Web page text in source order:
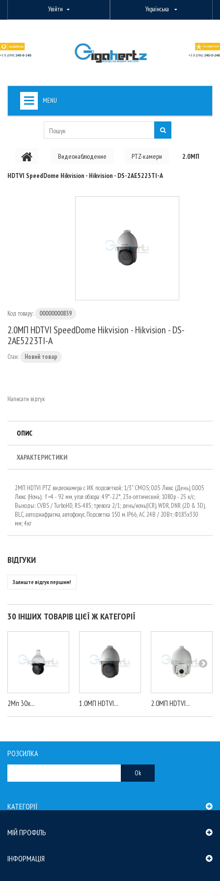
Увійти Українська
MENU
PON ОБЛАДНАННЯ
Видеонаблюдение PTZ-камери 2.0МП
HDTVI SpeedDome Hikvision - Hikvision - DS-2AE5223TI-A
Код товару: 00000000839
2.0МП HDTVI SpeedDome Hikvision - Hikvision - DS-
2AE5223TI-A
Стан: Новий товар
Написати відгук
ОПИС
ХАРАКТЕРИСТИКИ
2МП HDTVI PTZ видеокамера с ИК подсветкой; 1/3" CMOS; 0.05 Люкс (День), 0.005
Люкс (Ночь); f =4 - 92 мм, угол обзора: 49°-2.2°, 23x-оптический; 1080p - 25 к/с;
Выходы: CVBS / TurboHD, RS-485; тревога 2/1; день/ночь(ICR), WDR, DNR (2D & 3D),
BLC, автодиафрагма, автофокус. Подсветка 150 м. IP66, AC 24В / 20Вт; Ф185x330
мм; 4кг
ВІДГУКИ
Залиште відгук першим!
30 ІНШИХ ТОВАРІВ ЦІЄЇ Ж КАТЕГОРІЇ
2Mп 30x... 1.0МП HDTVI... 2.0МП HDTVI...
РОЗСИЛКА
Ok
КАТЕГОРІЇ
МІЙ ПРОФІЛЬ
ІНФОРМАЦІЯ